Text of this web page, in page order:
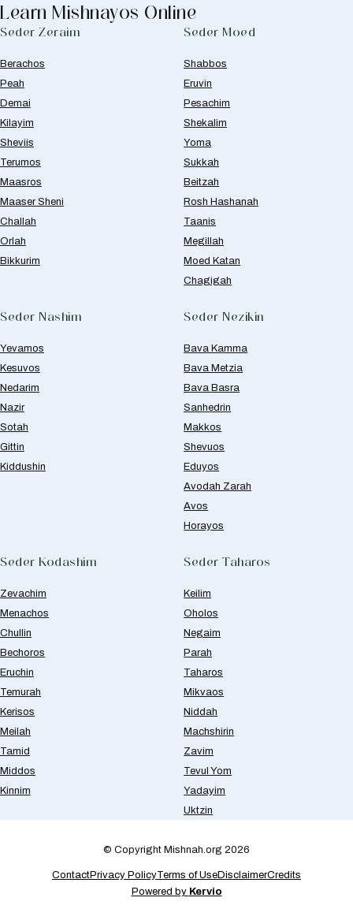
Learn Mishnayos Online
Seder Zeraim
Berachos
Peah
Demai
Kilayim
Sheviis
Terumos
Maasros
Maaser Sheni
Challah
Orlah
Bikkurim
Seder Moed
Shabbos
Eruvin
Pesachim
Shekalim
Yoma
Sukkah
Beitzah
Rosh Hashanah
Taanis
Megillah
Moed Katan
Chagigah
Seder Nashim
Yevamos
Kesuvos
Nedarim
Nazir
Sotah
Gittin
Kiddushin
Seder Nezikin
Bava Kamma
Bava Metzia
Bava Basra
Sanhedrin
Makkos
Shevuos
Eduyos
Avodah Zarah
Avos
Horayos
Seder Kodashim
Zevachim
Menachos
Chullin
Bechoros
Eruchin
Temurah
Kerisos
Meilah
Tamid
Middos
Kinnim
Seder Taharos
Keilim
Oholos
Negaim
Parah
Taharos
Mikvaos
Niddah
Machshirin
Zavim
Tevul Yom
Yadayim
Uktzin
© Copyright Mishnah.org 2026
ContactPrivacy PolicyTerms of UseDisclaimerCredits
Powered by Kervio